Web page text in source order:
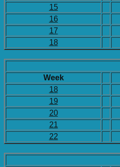
15
16
17
18
Week
18
19
20
21
22